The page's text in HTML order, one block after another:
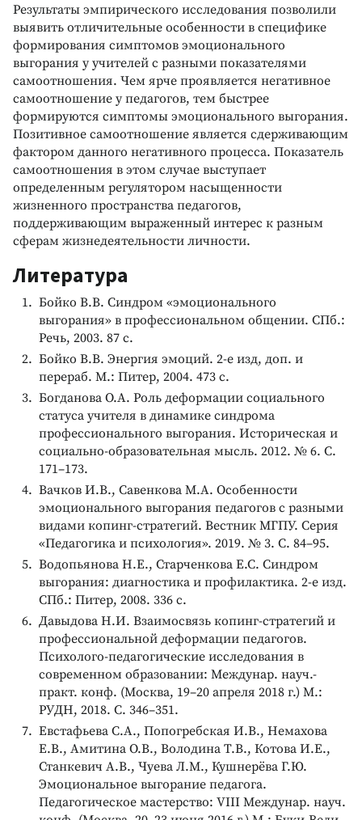
Результаты эмпирического исследования позволили
выявить отличительные особенности в специфике
формирования симптомов эмоционального
выгорания у учителей с разными показателями
самоотношения. Чем ярче проявляется негативное
самоотношение у педагогов, тем быстрее
формируются симптомы эмоционального выгорания.
Позитивное самоотношение является сдерживающим
фактором данного негативного процесса. Показатель
самоотношения в этом случае выступает
определенным регулятором насыщенности
жизненного пространства педагогов,
поддерживающим выраженный интерес к разным
сферам жизнедеятельности личности.
Литература
Бойко В.В. Синдром «эмоционального
выгорания» в профессиональном общении. СПб.:
Речь, 2003. 87 с.
Бойко В.В. Энергия эмоций. 2-е изд, доп. и
перераб. М.: Питер, 2004. 473 с.
Богданова О.А. Роль деформации социального
статуса учителя в динамике синдрома
профессионального выгорания. Историческая и
социально-образовательная мысль. 2012. № 6. С.
171–173.
Вачков И.В., Савенкова М.А. Особенности
эмоционального выгорания педагогов с разными
видами копинг-стратегий. Вестник МГПУ. Серия
«Педагогика и психология». 2019. № 3. С. 84–95.
Водопьянова Н.Е., Старченкова Е.С. Синдром
выгорания: диагностика и профилактика. 2-е изд.
СПб.: Питер, 2008. 336 c.
Давыдова Н.И. Взаимосвязь копинг-стратегий и
профессиональной деформации педагогов.
Психолого-педагогические исследования в
современном образовании: Междунар. науч.-
практ. конф. (Москва, 19–20 апреля 2018 г.) М.:
РУДН, 2018. С. 346–351.
Евстафьева С.А., Попогребская И.В., Немахова
Е.В., Амитина О.В., Володина Т.В., Котова И.Е.,
Станкевич А.В., Чуева Л.М., Кушнерёва Г.Ю.
Эмоциональное выгорание педагога.
Педагогическое мастерство: VIII Междунар. науч.